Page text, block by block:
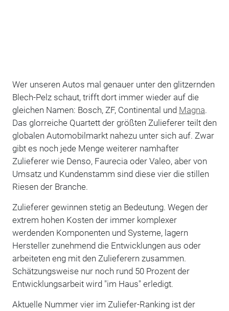
Wer unseren Autos mal genauer unter den glitzernden
Blech-Pelz schaut, trifft dort immer wieder auf die
gleichen Namen: Bosch, ZF, Continental und Magna.
Das glorreiche Quartett der größten Zulieferer teilt den
globalen Automobilmarkt nahezu unter sich auf. Zwar
gibt es noch jede Menge weiterer namhafter
Zulieferer wie Denso, Faurecia oder Valeo, aber von
Umsatz und Kundenstamm sind diese vier die stillen
Riesen der Branche.
Zulieferer gewinnen stetig an Bedeutung. Wegen der
extrem hohen Kosten der immer komplexer
werdenden Komponenten und Systeme, lagern
Hersteller zunehmend die Entwicklungen aus oder
arbeiteten eng mit den Zulieferern zusammen.
Schätzungsweise nur noch rund 50 Prozent der
Entwicklungsarbeit wird "im Haus" erledigt.
Aktuelle Nummer vier im Zuliefer-Ranking ist der